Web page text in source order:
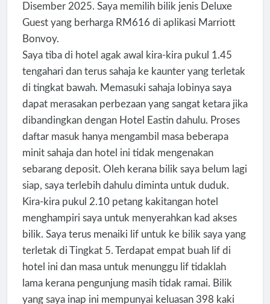
Disember 2025. Saya memilih bilik jenis Deluxe
Guest yang berharga RM616 di aplikasi Marriott
Bonvoy.
Saya tiba di hotel agak awal kira-kira pukul 1.45
tengahari dan terus sahaja ke kaunter yang terletak
di tingkat bawah. Memasuki sahaja lobinya saya
dapat merasakan perbezaan yang sangat ketara jika
dibandingkan dengan Hotel Eastin dahulu. Proses
daftar masuk hanya mengambil masa beberapa
minit sahaja dan hotel ini tidak mengenakan
sebarang deposit. Oleh kerana bilik saya belum lagi
siap, saya terlebih dahulu diminta untuk duduk.
Kira-kira pukul 2.10 petang kakitangan hotel
menghampiri saya untuk menyerahkan kad akses
bilik. Saya terus menaiki lif untuk ke bilik saya yang
terletak di Tingkat 5. Terdapat empat buah lif di
hotel ini dan masa untuk menunggu lif tidaklah
lama kerana pengunjung masih tidak ramai. Bilik
yang saya inap ini mempunyai keluasan 398 kaki